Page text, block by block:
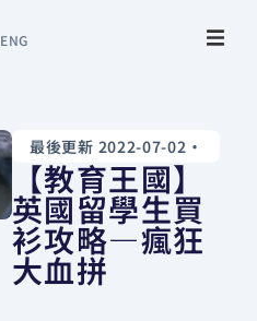
ENG
最後更新 2022-07-02 •
【教育王國】
英國留學生買
衫攻略—瘋狂
大血拼